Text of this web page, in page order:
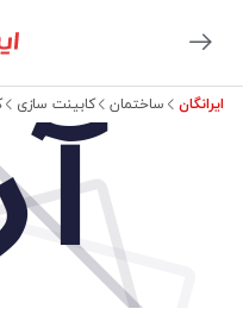
ایرانگان ساختمان کابینت سازی